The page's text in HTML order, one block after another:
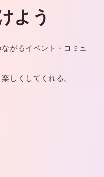
よう
がるイベント・コミュ
しくしてくれる。